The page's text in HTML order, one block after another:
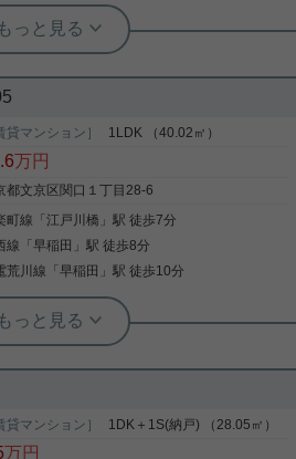
ホーム株式会社 根津駅前センター） スタ
勤務の方にオススメの間取り
荘に新江戸川公園、関口台公園など緑が多く 住
出します。 是非お気軽にお問い合わせく
いませ！
田枝里
川橋駅最寄り☆東向き、1LDK！
、東向きのお部屋！ リビングは約12帖、洋室も
！ ウォークインクローゼットもあり、 荷物が
には嬉しい間取りです☆ インターネットも無
が可能です！ 定期借家契約ですが、再契約
実用春
ーム株式会社 茗荷谷店 TEL：03-6902-5021
貸マンション］ 1LDK （40.02㎡）
万円
都文京区関口１丁目28-6
町線 「江戸川橋 」駅 徒歩7分
線 「早稲田 」駅 徒歩8分
荒川線 「早稲田 」駅 徒歩10分
江健太郎
ト飼育可！インターネット無料の
レンシア文京関口」。文京区エリアでの住まい
、住み心地も快適な「フレンシア文京関口」は
貸マンション］ 1DK＋1S(納戸) （28.05㎡）
万円